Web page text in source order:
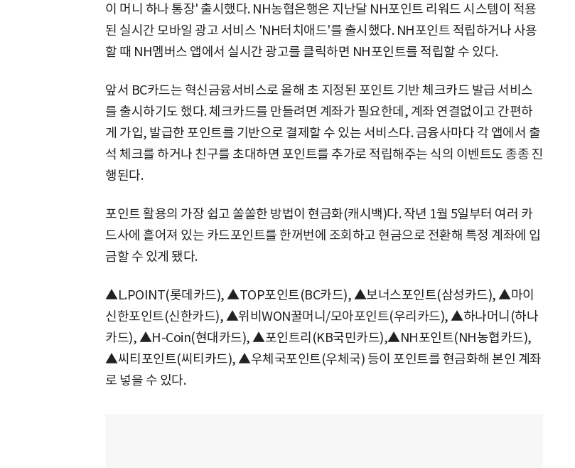
이 머니 하나 통장' 출시했다. NH농협은행은 지난달 NH포인트 리워드 시스템이 적용
된 실시간 모바일 광고 서비스 'NH터치애드'를 출시했다. NH포인트 적립하거나 사용
할 때 NH멤버스 앱에서 실시간 광고를 클릭하면 NH포인트를 적립할 수 있다.
앞서 BC카드는 혁신금융서비스로 올해 초 지정된 포인트 기반 체크카드 발급 서비스
를 출시하기도 했다. 체크카드를 만들려면 계좌가 필요한데, 계좌 연결없이고 간편하
게 가입, 발급한 포인트를 기반으로 결제할 수 있는 서비스다. 금융사마다 각 앱에서 출
석 체크를 하거나 친구를 초대하면 포인트를 추가로 적립해주는 식의 이벤트도 종종 진
행된다.
포인트 활용의 가장 쉽고 쏠쏠한 방법이 현금화(캐시백)다. 작년 1월 5일부터 여러 카
드사에 흩어져 있는 카드포인트를 한꺼번에 조회하고 현금으로 전환해 특정 계좌에 입
금할 수 있게 됐다.
▲L.POINT(롯데카드), ▲TOP포인트(BC카드), ▲보너스포인트(삼성카드), ▲마이
신한포인트(신한카드), ▲위비WON꿀머니/모아포인트(우리카드), ▲하나머니(하나
카드), ▲H-Coin(현대카드), ▲포인트리(KB국민카드),▲NH포인트(NH농협카드),
▲씨티포인트(씨티카드), ▲우체국포인트(우체국) 등이 포인트를 현금화해 본인 계좌
로 넣을 수 있다.